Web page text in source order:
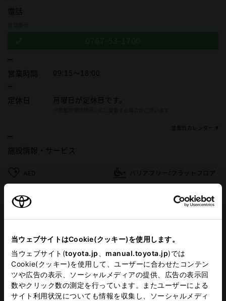
当ウェブサイトはCookie(クッキー)を使用します。
当ウェブサイト(toyota.jp manual.toyota.jp)では
Cookie(クッキー)を使用して、ユーザーに合わせたコンテン
ツや広告の表示、ソーシャルメディアの提供、広告の表示回
数やクリック数の測定を行っています。またユーザーによる
サイト利用状況についても情報を収集し、ソーシャルメディ
電話
営業時間 09:15～18:00
定休日 月曜日が定休日です。
営業日カレンダー
施設情報・ サービス
AED バリアフリー/フラットフロア
ペットOK
授乳室 キッズルーム
WAX洗車
ベビーシート（おむつ交換用
バリアフリー/多目的駐車場 G-Station
バリアフリー/多目的トイレ WiFi